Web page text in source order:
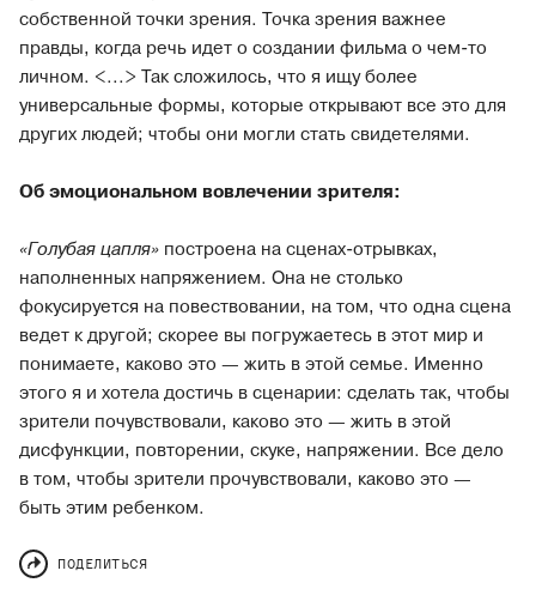
собственной точки зрения. Точка зрения важнее
правды, когда речь идет о создании фильма о чем-то
личном. <...> Так сложилось, что я ищу более
универсальные формы, которые открывают все это для
других людей; чтобы они могли стать свидетелями.
Об эмоциональном вовлечении зрителя:
«Голубая цапля» построена на сценах-отрывках,
наполненных напряжением. Она не столько
фокусируется на повествовании, на том, что одна сцена
ведет к другой; скорее вы погружаетесь в этот мир и
понимаете, каково это — жить в этой семье. Именно
этого я и хотела достичь в сценарии: сделать так, чтобы
зрители почувствовали, каково это — жить в этой
дисфункции, повторении, скуке, напряжении. Все дело
в том, чтобы зрители прочувствовали, каково это —
быть этим ребенком.
ПОДЕЛИТЬСЯ